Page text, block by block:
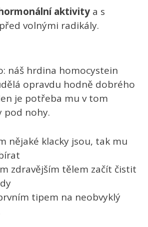
aktivity a s
volnými radikály.
náš hrdina homocystein
opravdu hodně dobrého
je potřeba mu v tom
pod nohy.
nějaké klacky jsou, tak mu
zdravějším tělem začít čistit
tipem na neobvyklý